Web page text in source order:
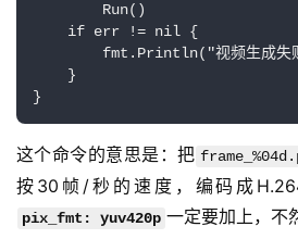
        Run()
    if err != nil {
fmt.Println("视频生成失
    }
}
这个命令的意思是：把
按30帧/秒的速度，编码成
pix_fmt: yuv420p 一定要加上，不